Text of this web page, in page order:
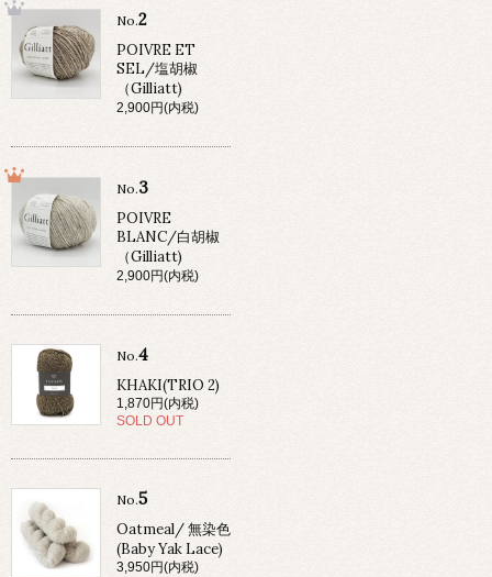
No.2
POIVRE ET
SEL/塩胡椒
（Gilliatt)
2,900円(内税)
No.3
POIVRE
BLANC/白胡椒
（Gilliatt)
2,900円(内税)
No.4
KHAKI(TRIO 2)
1,870円(内税)
SOLD OUT
No.5
Oatmeal/ 無染色
(Baby Yak Lace)
3,950円(内税)